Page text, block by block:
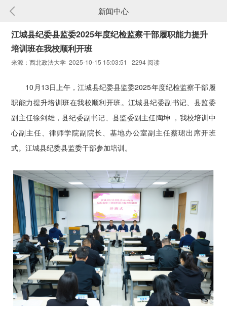
新闻中心
江城县纪委县监委2025年度纪检监察干部履职能力提升
培训班在我校顺利开班
来源：西北政法大学 2025-10-15 15:03:51 2294 阅读
10月13日上午，江城县纪委县监委2025年度纪检监察干部履
职能力提升培训班在我校顺利开班。江城县纪委副书记、县监委
副主任徐剑雄，县纪委副书记、县监委副主任陶坤 ，我校培训中
心副主任、律师学院副院长、基地办公室副主任蔡珺出席开班
式。江城县纪委县监委干部参加培训。